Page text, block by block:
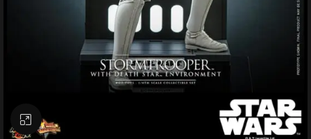
Büyütmek için tıklayın